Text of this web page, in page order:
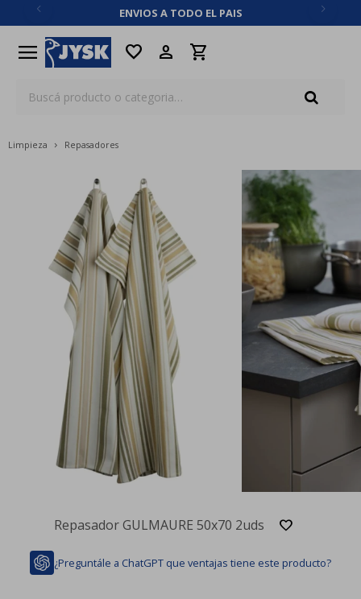
ENVIOS A TODO EL PAIS
menu favorite
Limpieza Repasadores
Repasador GULMAURE 50x70 2uds
¿Preguntále a ChatGPT que ventajas tiene este producto?
close